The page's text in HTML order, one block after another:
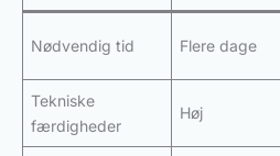
Nødvendig tid Flere dage
Tekniske
færdigheder
Høj